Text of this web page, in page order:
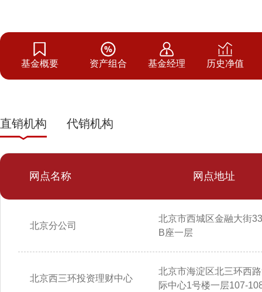
基金概要 资产组合 基金经理 历史净值
直销机构 代销机构
网点名称 网点地址
北京分公司
北京市西城区金融大街
B座一层
北京西三环投资理财中心
北京市海淀区北三环西
际中心1号楼一层107-